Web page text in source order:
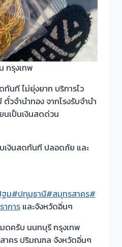
กรุงเทพ
ทันที ไม่ยุ่งยาก บริการไว
วจำนำทอง จากโรงรับจำนำ
นเป็นเงินสดด่วน
บเงินสดทันที ปลอดภัย และ
ม#ปทุมธานี#สมุทรสาคร#
การ และจังหวัดอิ่นๆ
ดครับ นนทบุรี กรุงเทพ
าคร ปริมณฑล จังหวัดอิ่นๆ